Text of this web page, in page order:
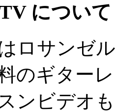
について
ロサンゼ
のギター
ンビデオ